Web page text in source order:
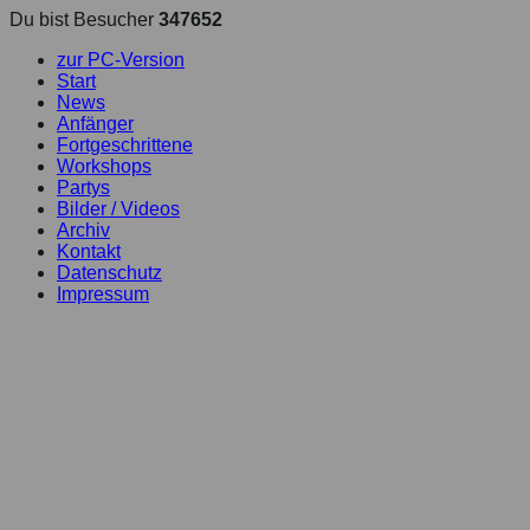
Du bist Besucher 347652
zur PC-Version
Start
News
Anfänger
Fortgeschrittene
Workshops
Partys
Bilder / Videos
Archiv
Kontakt
Datenschutz
Impressum